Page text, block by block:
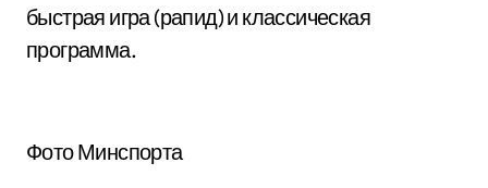
быстрая игра (рапид) и классическая
программа.
Фото Минспорта